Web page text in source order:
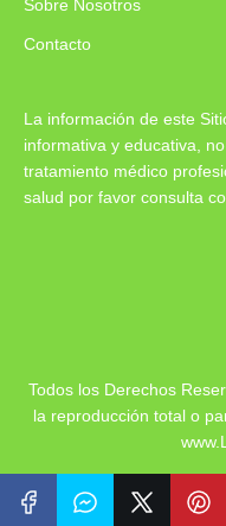
Sobre Nosotros
Contacto
La información de este
informativa y educativa,
tratamiento médico
salud por favor consulta
Todos los Derechos
la reproducción total o